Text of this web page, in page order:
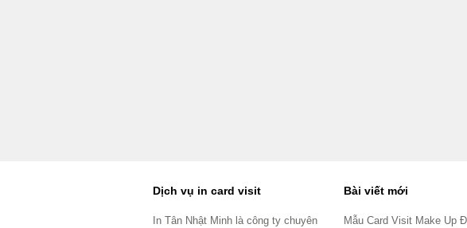
Dịch vụ in card visit
In Tân Nhật Minh là công ty chuyên
Bài viết mới
Mẫu Card Visit Make Up